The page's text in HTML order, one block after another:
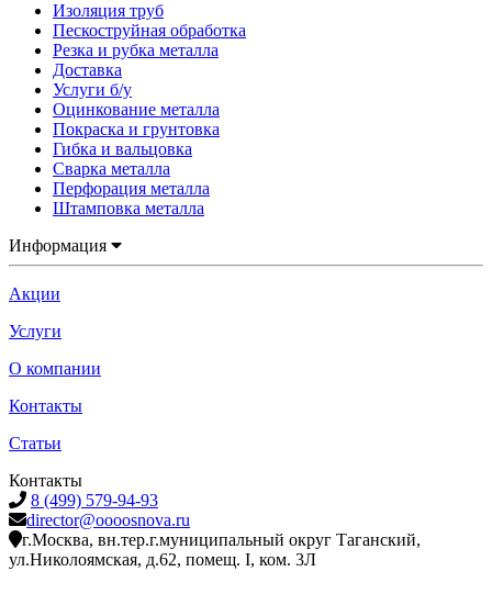
Изоляция труб
Пескоструйная обработка
Резка и рубка металла
Доставка
Услуги б/у
Оцинкование металла
Покраска и грунтовка
Гибка и вальцовка
Сварка металла
Перфорация металла
Штамповка металла
Информация
Акции
Услуги
О компании
Контакты
Статьи
Контакты
8 (499) 579-94-93
director@oooosnova.ru
г.Москва, вн.тер.г.муниципальный округ Таганский,
ул.Николоямская, д.62, помещ. I, ком. 3Л